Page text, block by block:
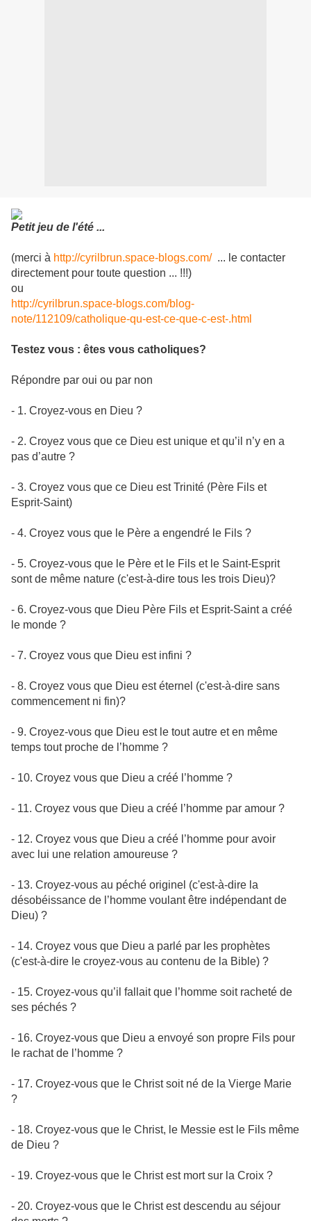
Petit jeu de l'été ...
(merci à http://cyrilbrun.space-blogs.com/ ... le contacter
directement pour toute question ... !!!)
ou
http://cyrilbrun.space-blogs.com/blog-
note/112109/catholique-qu-est-ce-que-c-est-.html
Testez vous : êtes vous catholiques?
Répondre par oui ou par non
- 1. Croyez-vous en Dieu ?
- 2. Croyez vous que ce Dieu est unique et qu’il n’y en a
pas d’autre ?
- 3. Croyez vous que ce Dieu est Trinité (Père Fils et
Esprit-Saint)
- 4. Croyez vous que le Père a engendré le Fils ?
- 5. Croyez-vous que le Père et le Fils et le Saint-Esprit
sont de même nature (c'est-à-dire tous les trois Dieu)?
- 6. Croyez-vous que Dieu Père Fils et Esprit-Saint a créé
le monde ?
- 7. Croyez vous que Dieu est infini ?
- 8. Croyez vous que Dieu est éternel (c'est-à-dire sans
commencement ni fin)?
- 9. Croyez-vous que Dieu est le tout autre et en même
temps tout proche de l’homme ?
- 10. Croyez vous que Dieu a créé l’homme ?
- 11. Croyez vous que Dieu a créé l’homme par amour ?
- 12. Croyez vous que Dieu a créé l’homme pour avoir
avec lui une relation amoureuse ?
- 13. Croyez-vous au péché originel (c'est-à-dire la
désobéissance de l’homme voulant être indépendant de
Dieu) ?
- 14. Croyez vous que Dieu a parlé par les prophètes
(c'est-à-dire le croyez-vous au contenu de la Bible) ?
- 15. Croyez-vous qu’il fallait que l’homme soit racheté de
ses péchés ?
- 16. Croyez-vous que Dieu a envoyé son propre Fils pour
le rachat de l’homme ?
- 17. Croyez-vous que le Christ soit né de la Vierge Marie
?
- 18. Croyez-vous que le Christ, le Messie est le Fils même
de Dieu ?
- 19. Croyez-vous que le Christ est mort sur la Croix ?
- 20. Croyez-vous que le Christ est descendu au séjour